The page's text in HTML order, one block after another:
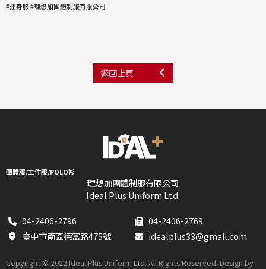
#連身服 #理想加團體制服有限公司
返回上頁
團體服/工作服/POLO衫
理想加團體制服有限公司
Ideal Plus Uniform Ltd.
04-2406-2796
04-2406-2769
臺中市南區德富路475號
idealplus33@gmail.com
Copyright © 2022 Ideal Plus Uniform Ltd. All Rights Reserved. Design by